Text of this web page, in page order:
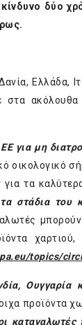
δύο
Ελλάδα,
ακόλουθα
για μη
οικολογικό
τα
τα στάδια
χαρτιού,
topics/
Ουγγαρία
προϊόντα